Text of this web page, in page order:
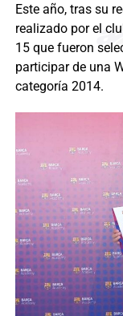
Este año, tras su
realizado por el
15 que fueron
participar de una
categoría 2014.